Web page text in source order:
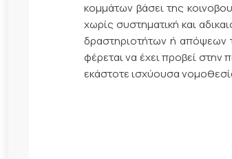
κομμάτων βάσει της
χωρίς συστηματική και
δραστηριοτήτων ή απόψεων
φέρεται να έχει προβεί
εκάστοτε ισχύουσα